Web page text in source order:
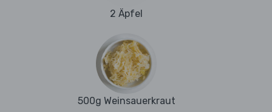
2 Äpfel
500g Weinsauerkraut